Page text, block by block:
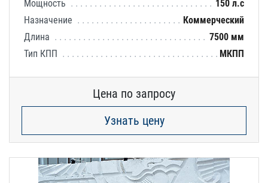
Мощность
150 л.с
Назначение
Коммерческий
Длина
7500 мм
Тип КПП
МКПП
Цена по запросу
Узнать цену